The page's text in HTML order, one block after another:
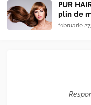
PUR
plin de
februarie